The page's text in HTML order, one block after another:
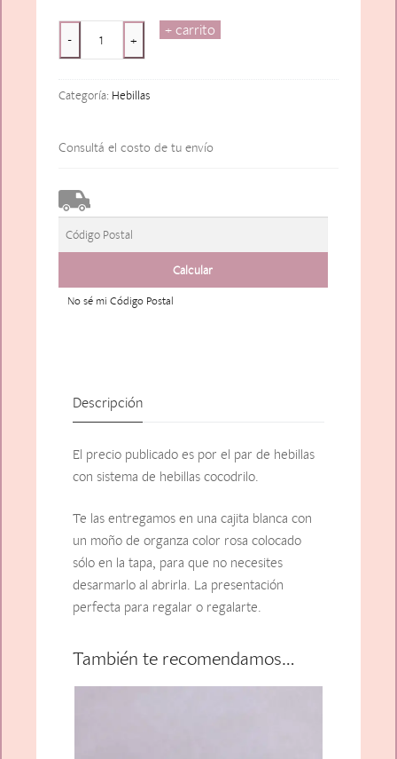
Blanche
- +
+ carrito
Categoría: Hebillas
Consultá el costo de tu envío
No sé mi Código Postal
Descripción
El precio publicado es por el par de hebillas
con sistema de hebillas cocodrilo.
Te las entregamos en una cajita blanca con
un moño de organza color rosa colocado
sólo en la tapa, para que no necesites
desarmarlo al abrirla. La presentación
perfecta para regalar o regalarte.
También te recomendamos…